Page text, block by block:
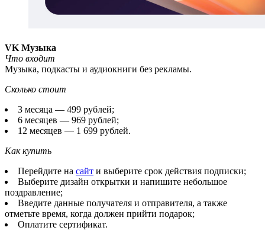
VK Музыка
Что входит
Музыка, подкасты и аудиокниги без рекламы.
Сколько стоит
3 месяца — 499 рублей;
6 месяцев — 969 рублей;
12 месяцев — 1 699 рублей.
Как купить
Перейдите на сайт и выберите срок действия подписки;
Выберите дизайн открытки и напишите небольшое
поздравление;
Введите данные получателя и отправителя, а также
отметьте время, когда должен прийти подарок;
Оплатите сертификат.